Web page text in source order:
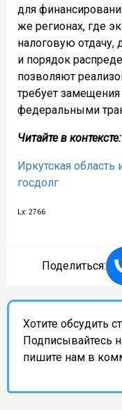
для
же регионах, где
налоговую отдачу,
и порядок
позволяют
требует
федеральными
Читайте в контексте:
Иркутская область
госдолг
Lx: 2766
Поделиться:
Хотите обсудить
Подписывайтесь
пишите нам в